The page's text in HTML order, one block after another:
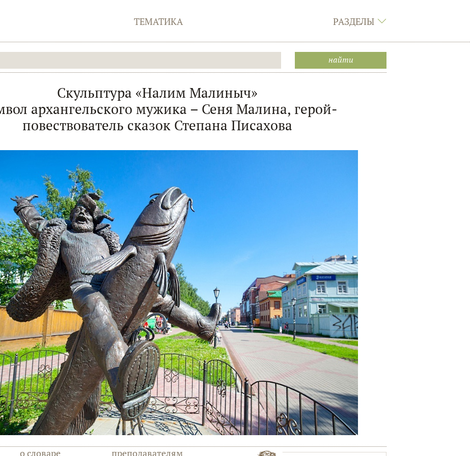
ТЕМАТИКА РАЗДЕЛЫ
Скульптура «Налим Малиныч»
архангельского мужика – Сеня Малина, герой-
повествователь сказок Степана Писахова
о словаре преподавателям